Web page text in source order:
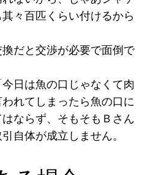
々百匹くらい付けるから
だと交渉が必要で面倒で
日は魚の口じゃなくて肉
れてしまったら魚の口に
ならず、そもそもＢさん
自体が成立しません。